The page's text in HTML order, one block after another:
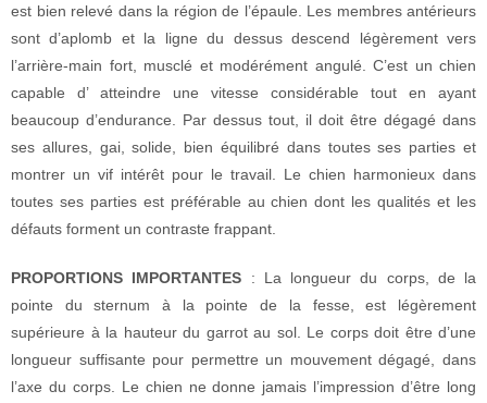
est bien relevé dans la région de l’épaule. Les membres antérieurs
sont d’aplomb et la ligne du dessus descend légèrement vers
l’arrière-main fort, musclé et modérément angulé. C’est un chien
capable d’ atteindre une vitesse considérable tout en ayant
beaucoup d’endurance. Par dessus tout, il doit être dégagé dans
ses allures, gai, solide, bien équilibré dans toutes ses parties et
montrer un vif intérêt pour le travail. Le chien harmonieux dans
toutes ses parties est préférable au chien dont les qualités et les
défauts forment un contraste frappant.
PROPORTIONS IMPORTANTES : La longueur du corps, de la
pointe du sternum à la pointe de la fesse, est légèrement
supérieure à la hauteur du garrot au sol. Le corps doit être d’une
longueur suffisante pour permettre un mouvement dégagé, dans
l’axe du corps. Le chien ne donne jamais l’impression d’être long